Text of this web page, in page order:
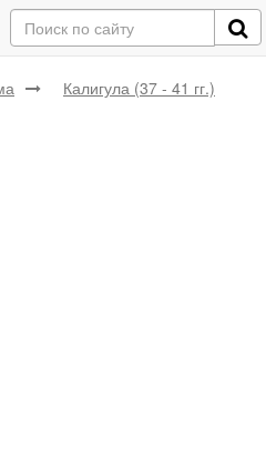
Калигула (37 - 41 гг.)